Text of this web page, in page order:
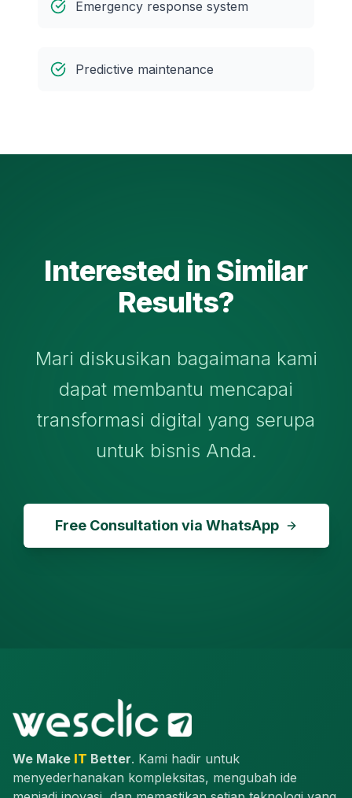
Emergency response system
Predictive maintenance
Interested in Similar
Results?
Mari diskusikan bagaimana kami
dapat membantu mencapai
transformasi digital yang serupa
untuk bisnis Anda.
Free Consultation via WhatsApp
We Make IT Better. Kami hadir untuk
menyederhanakan kompleksitas, mengubah ide